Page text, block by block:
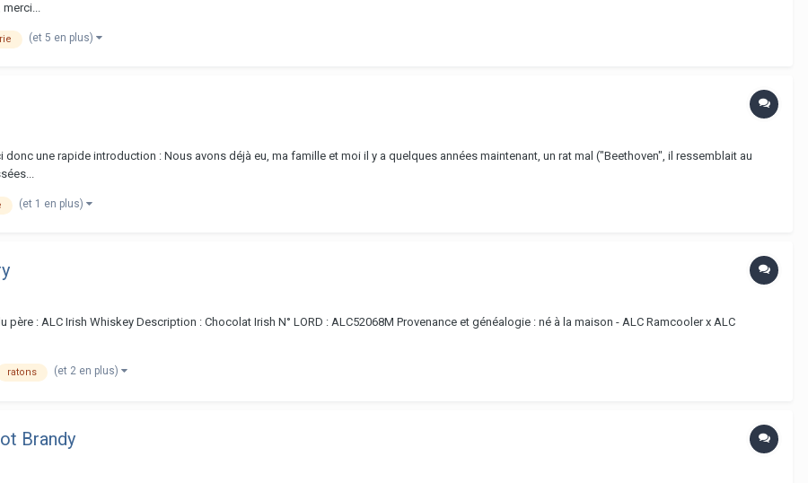
(et 5 en plus)
une rapide introduction : Nous avons déjà eu, ma famille et moi il y a quelques années maintenant, un rat mal ("Beethoven", il ressemblait au
(et 1 en plus)
: ALC Irish Whiskey Description : Chocolat Irish N° LORD : ALC52068M Provenance et généalogie : né à la maison - ALC Ramcooler x ALC
ratons (et 2 en plus)
Brandy